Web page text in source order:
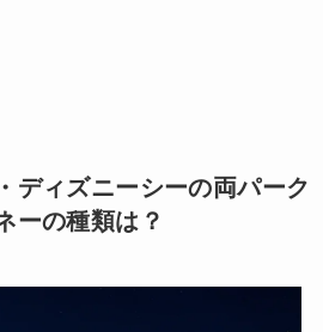
ディズニーシーの両パーク
ーの種類は？